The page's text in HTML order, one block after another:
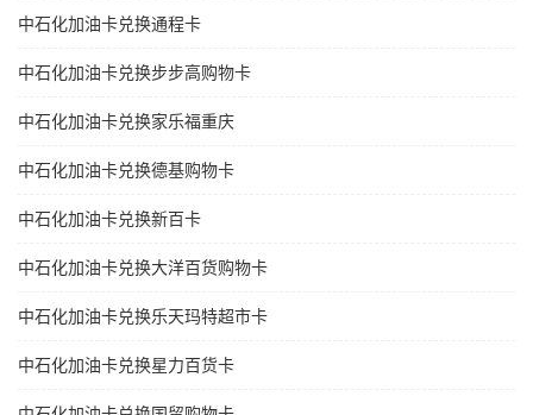
中石化加油卡兑换通程卡
中石化加油卡兑换步步高购物卡
中石化加油卡兑换家乐福重庆
中石化加油卡兑换德基购物卡
中石化加油卡兑换新百卡
中石化加油卡兑换大洋百货购物卡
中石化加油卡兑换乐天玛特超市卡
中石化加油卡兑换星力百货卡